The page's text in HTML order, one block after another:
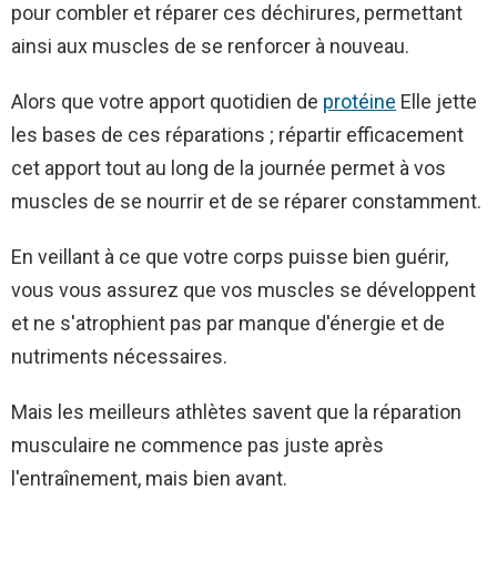
pour combler et réparer ces déchirures, permettant
ainsi aux muscles de se renforcer à nouveau.
Alors que votre apport quotidien de protéine Elle jette
les bases de ces réparations ; répartir efficacement
cet apport tout au long de la journée permet à vos
muscles de se nourrir et de se réparer constamment.
En veillant à ce que votre corps puisse bien guérir,
vous vous assurez que vos muscles se développent
et ne s'atrophient pas par manque d'énergie et de
nutriments nécessaires.
Mais les meilleurs athlètes savent que la réparation
musculaire ne commence pas juste après
l'entraînement, mais bien avant.